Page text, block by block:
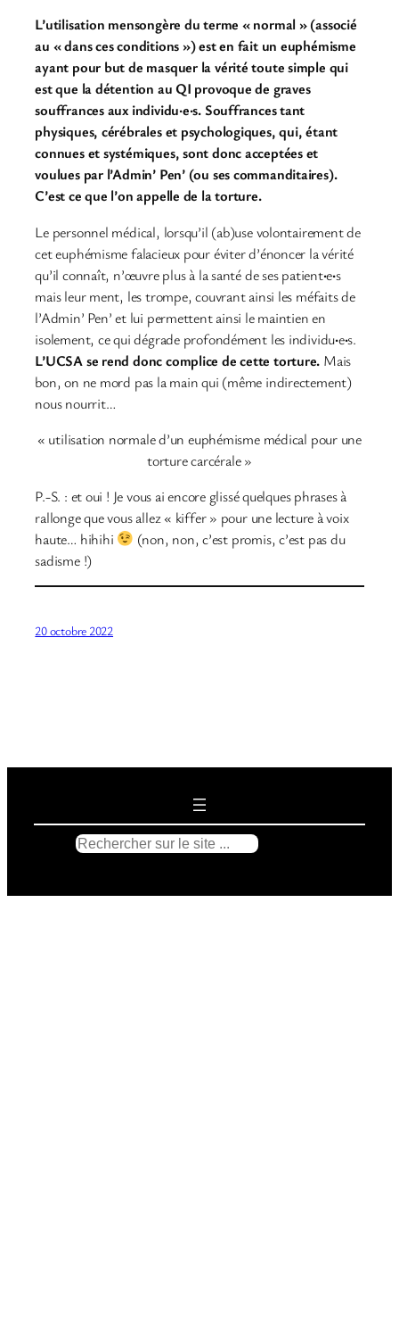
L’utilisation mensongère du terme « normal » (associé
au « dans ces conditions ») est en fait un euphémisme
ayant pour but de masquer la vérité toute simple qui
est que la détention au QI provoque de graves
souffrances aux individu·e·s. Souffrances tant
physiques, cérébrales et psychologiques, qui, étant
connues et systémiques, sont donc acceptées et
voulues par l’Admin’ Pen’ (ou ses commanditaires).
C’est ce que l’on appelle de la torture.
Le personnel médical, lorsqu’il (ab)use volontairement de
cet euphémisme falacieux pour éviter d’énoncer la vérité
qu’il connaît, n’œuvre plus à la santé de ses patient·e·s
mais leur ment, les trompe, couvrant ainsi les méfaits de
l’Admin’ Pen’ et lui permettent ainsi le maintien en
isolement, ce qui dégrade profondément les individu·e·s.
L’UCSA se rend donc complice de cette torture. Mais
bon, on ne mord pas la main qui (même indirectement)
nous nourrit…
« utilisation normale d’un euphémisme médical pour une
torture carcérale »
P.-S. : et oui ! Je vous ai encore glissé quelques phrases à
rallonge que vous allez « kiffer » pour une lecture à voix
haute… hihihi
(non, non, c’est promis, c’est pas du
sadisme !)
20 octobre 2022
c